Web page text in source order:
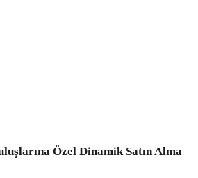
Özel Dinamik Satın Alma